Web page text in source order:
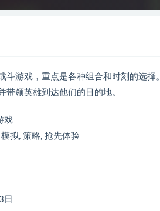
斗游戏，重点是各种组合和时刻的选
带领英雄到达他们的目的地。
戏
拟, 策略, 抢先体验
日